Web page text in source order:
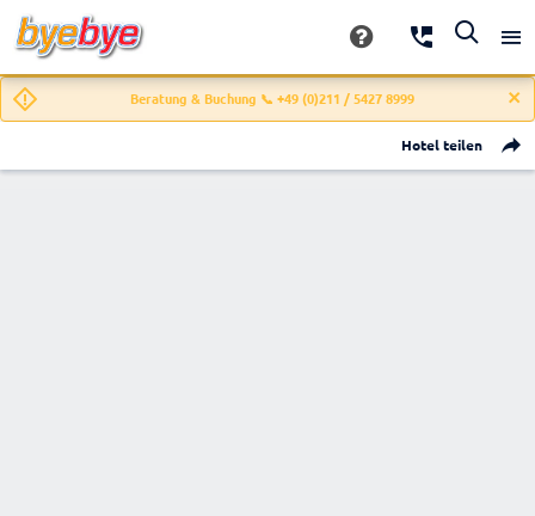
Beratung & Buchung 📞 +49 (0)211 / 5427 8999
Hotel teilen